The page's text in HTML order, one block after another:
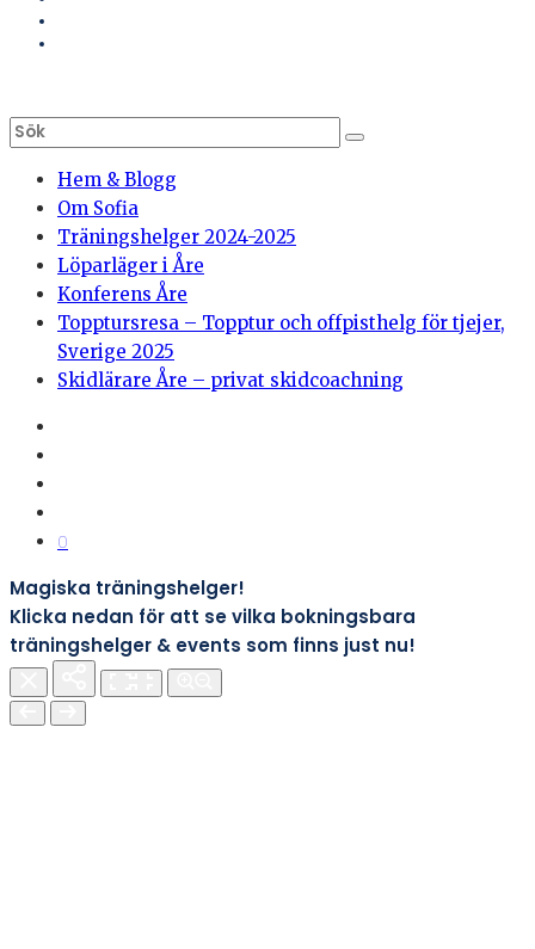
Hem & Blogg
Om Sofia
Träningshelger 2024-2025
Löparläger i Åre
Konferens Åre
Topptursresa – Topptur och offpisthelg för tjejer,
Sverige 2025
Skidlärare Åre – privat skidcoachning
0
Magiska träningshelger!
Klicka nedan för att se vilka bokningsbara
träningshelger & events som finns just nu!